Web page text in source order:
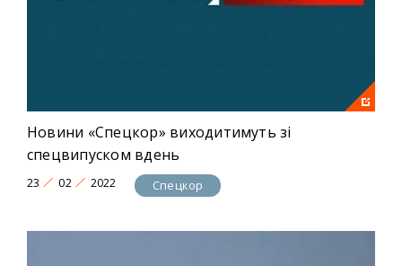
Новини «Спецкор» виходитимуть зі
спецвипуском вдень
23 02 2022 Спецкор